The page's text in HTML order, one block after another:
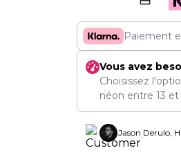
Paiement
Vous avez
Choisissez
néon entre 13 et
Jason Derulo,